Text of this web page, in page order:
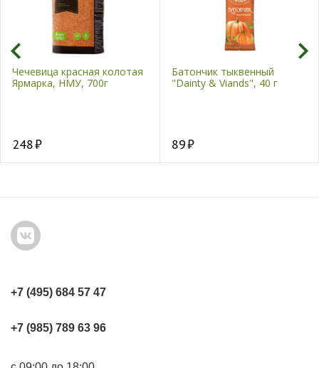
Чечевица красная колотая
Ярмарка, НМУ, 700г
248
Батончик тыквенный
"Dainty & Viands", 40 г
89
+7 (495) 684 57 47
+7 (985) 789 63 96